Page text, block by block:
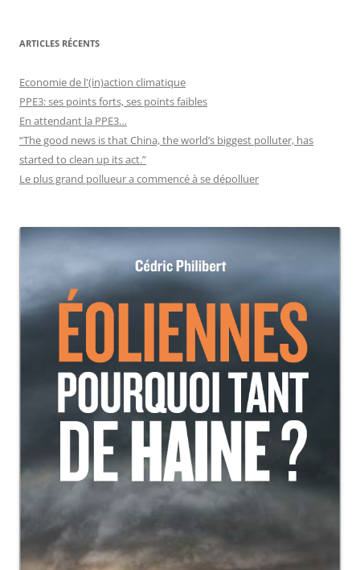
ARTICLES RÉCENTS
Economie de l'(in)action climatique
PPE3: ses points forts, ses points faibles
En attendant la PPE3…
“The good news is that China, the world’s biggest polluter, has
started to clean up its act.”
Le plus grand pollueur a commencé à se dépolluer